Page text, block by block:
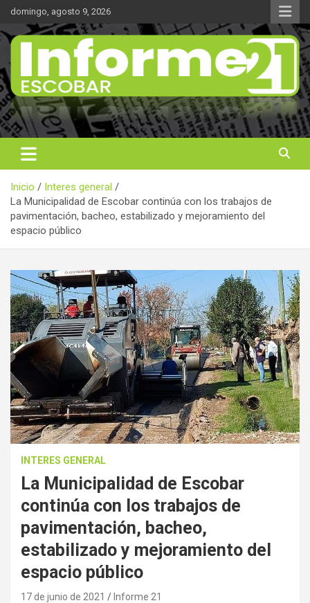
Saltar
contenido
domingo, agosto 9, 2026
Informe 21
Noticas reales
Inicio
Interes general
La Municipalidad de Escobar continúa con los trabajos de
pavimentación, bacheo, estabilizado y mejoramiento del
espacio público
INTERES GENERAL
La Municipalidad de Escobar
continúa con los trabajos de
pavimentación, bacheo,
estabilizado y mejoramiento del
espacio público
17 de junio de 2021 Informe 21